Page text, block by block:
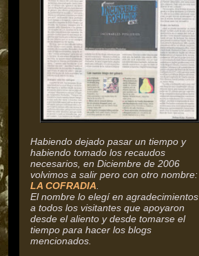
Habiendo dejado pasar un tiempo y
habiendo tomado los recaudos
necesarios, en Diciembre de 2006
volvimos a salir pero con otro nombre:
LA COFRADIA
El nombre lo elegí en agradecimientos
a todos los visitantes que apoyaron
desde el aliento y desde tomarse el
tiempo para hacer los blogs
mencionados.